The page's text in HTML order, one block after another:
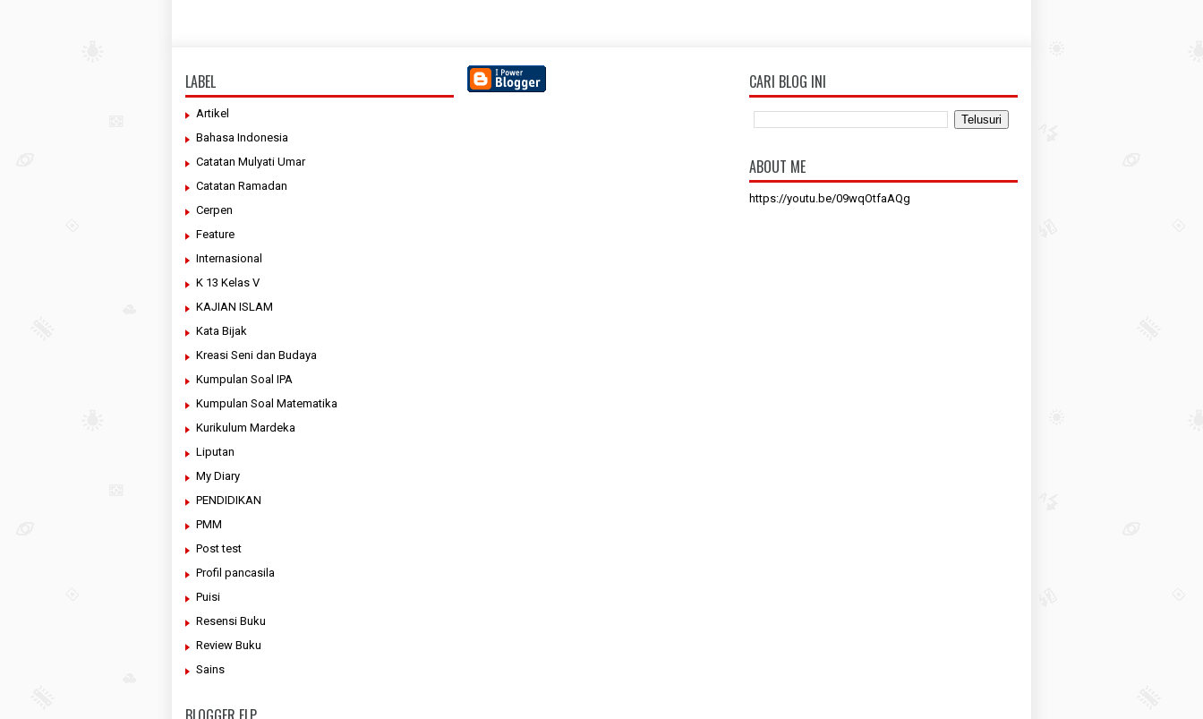
LABEL
Artikel
Bahasa Indonesia
Catatan Mulyati Umar
Catatan Ramadan
Cerpen
Feature
Internasional
K 13 Kelas V
KAJIAN ISLAM
Kata Bijak
Kreasi Seni dan Budaya
Kumpulan Soal IPA
Kumpulan Soal Matematika
Kurikulum Mardeka
Liputan
My Diary
PENDIDIKAN
PMM
Post test
Profil pancasila
Puisi
Resensi Buku
Review Buku
Sains
CARI BLOG INI
ABOUT ME
https://youtu.be/09wqOtfaAQg